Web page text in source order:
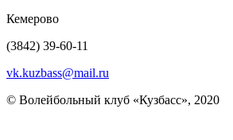
Кемерово
(3842) 39-60-11
vk.kuzbass@mail.ru
© Волейбольный клуб «Кузбасс», 2020